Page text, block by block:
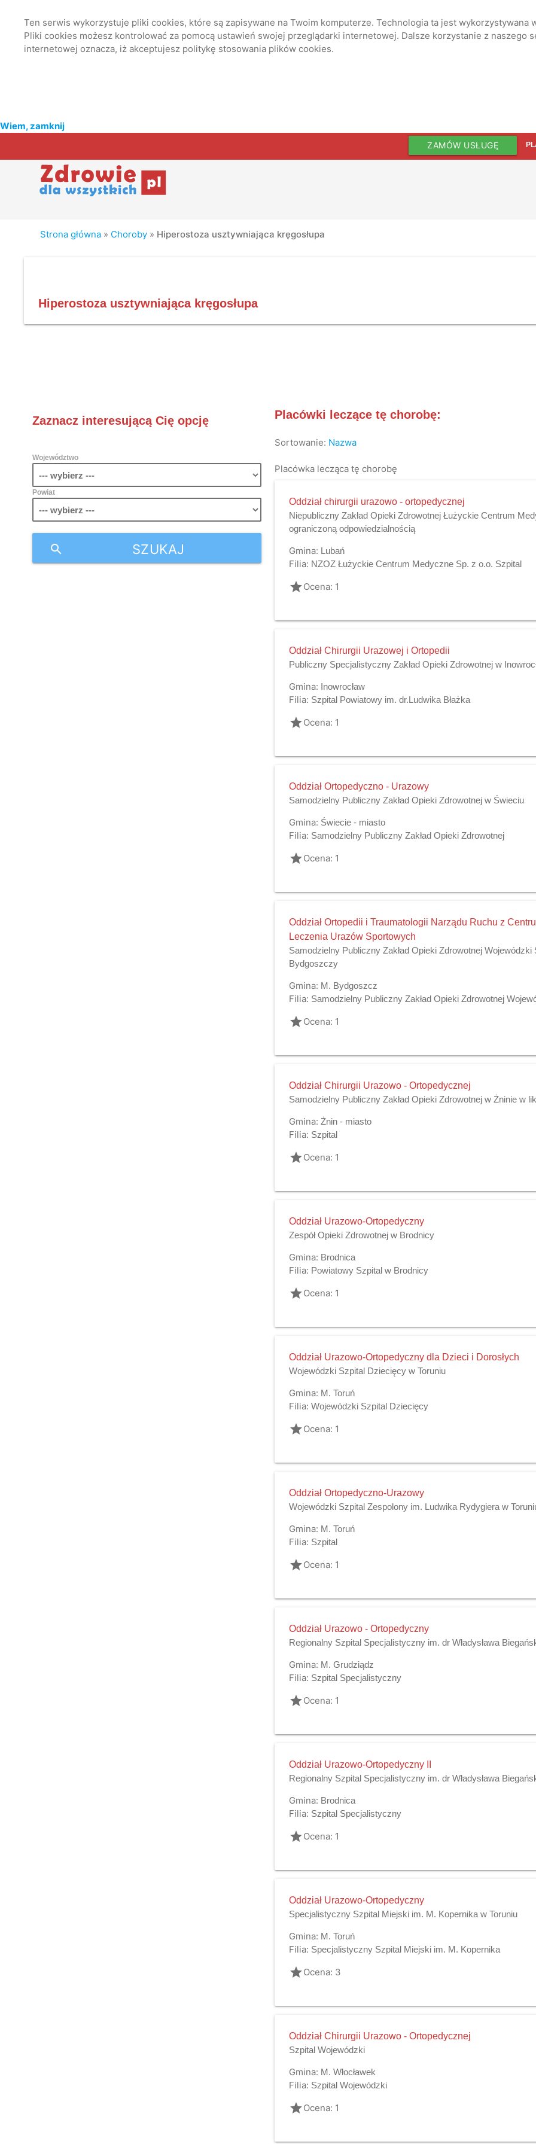
Ten serwis wykorzystuje pliki cookies, które są zapisywane na Twoim komputerze. Technologia ta jest
Pliki cookies możesz kontrolować za pomocą ustawień swojej przeglądarki internetowej. Dalsze korzystanie z
internetowej oznacza, iż akceptujesz politykę stosowania plików cookies.
Wiem, zamknij
ZAMÓW USŁUGĘ
Strona główna » Choroby » Hiperostoza usztywniająca kręgosłupa
Hiperostoza usztywniająca kręgosłupa
Zaznacz interesującą Cię opcję
Województwo
Powiat
SZUKAJ
search
Placówki leczące tę chorobę:
Sortowanie: Nazwa
Placówka lecząca tę chorobę
Oddział chirurgii urazowo - ortopedycznej
Niepubliczny Zakład Opieki Zdrowotnej Łużyckie Centrum
ograniczoną odpowiedzialnością
Gmina: Lubań
Filia: NZOZ Łużyckie Centrum Medyczne Sp. z o.o. Szpital
gradeOcena: 1
Oddział Chirurgii Urazowej i Ortopedii
Publiczny Specjalistyczny Zakład Opieki Zdrowotnej w
Gmina: Inowrocław
Filia: Szpital Powiatowy im. dr.Ludwika Błażka
gradeOcena: 1
Oddział Ortopedyczno - Urazowy
Samodzielny Publiczny Zakład Opieki Zdrowotnej w Świeciu
Gmina: Świecie - miasto
Filia: Samodzielny Publiczny Zakład Opieki Zdrowotnej
gradeOcena: 1
Oddział Ortopedii i Traumatologii Narządu Ruchu z
Leczenia Urazów Sportowych
Samodzielny Publiczny Zakład Opieki Zdrowotnej
Bydgoszczy
Gmina: M. Bydgoszcz
Filia: Samodzielny Publiczny Zakład Opieki Zdrowotnej
gradeOcena: 1
Oddział Chirurgii Urazowo - Ortopedycznej
Samodzielny Publiczny Zakład Opieki Zdrowotnej w Żninie w
Gmina: Żnin - miasto
Filia: Szpital
gradeOcena: 1
Oddział Urazowo-Ortopedyczny
Zespół Opieki Zdrowotnej w Brodnicy
Gmina: Brodnica
Filia: Powiatowy Szpital w Brodnicy
gradeOcena: 1
Oddział Urazowo-Ortopedyczny dla Dzieci i Dorosłych
Wojewódzki Szpital Dziecięcy w Toruniu
Gmina: M. Toruń
Filia: Wojewódzki Szpital Dziecięcy
gradeOcena: 1
Oddział Ortopedyczno-Urazowy
Wojewódzki Szpital Zespolony im. Ludwika Rydygiera w
Gmina: M. Toruń
Filia: Szpital
gradeOcena: 1
Oddział Urazowo - Ortopedyczny
Regionalny Szpital Specjalistyczny im. dr Władysława
Gmina: M. Grudziądz
Filia: Szpital Specjalistyczny
gradeOcena: 1
Oddział Urazowo-Ortopedyczny II
Regionalny Szpital Specjalistyczny im. dr Władysława
Gmina: Brodnica
Filia: Szpital Specjalistyczny
gradeOcena: 1
Oddział Urazowo-Ortopedyczny
Specjalistyczny Szpital Miejski im. M. Kopernika w Toruniu
Gmina: M. Toruń
Filia: Specjalistyczny Szpital Miejski im. M. Kopernika
gradeOcena: 3
Oddział Chirurgii Urazowo - Ortopedycznej
Szpital Wojewódzki
Gmina: M. Włocławek
Filia: Szpital Wojewódzki
gradeOcena: 1